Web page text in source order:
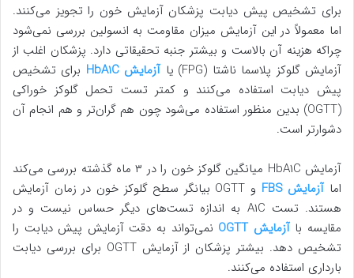
برای تشخیص پیش دیابت پزشکان آزمایش خون را تجویز می‌کنند.
اما معمولاً در این آزمایش میزان مقاومت به انسولین بررسی نمی‌شود
چراکه هزینه آن بالاست و بیشتر جنبه تحقیقاتی دارد. پزشکان اغلب از
آزمایش گلوکز پلاسما ناشتا (FPG) یا
آزمایش HbA1C
برای تشخیص
پیش دیابت استفاده می‌کنند و کمتر تست تحمل گلوکز خوراکی
(OGTT) بدین منظور استفاده می‌شود چون هم گران‌تر و هم انجام آن
دشوارتر است.
آزمایش HbA۱C میانگین گلوکز خون را در ۳ ماه گذشته بررسی می‌کند
اماآزمایش FBS
و OGTT بیانگر سطح گلوکز خون در زمان آزمایش
هستند. تست A۱C به اندازه تست‌های دیگر حساس نیست و در
مقایسه باآزمایش OGTT
نمی‌تواند به دقت آزمایش پیش دیابت را
تشخیص دهد. بیشتر پزشکان از آزمایش OGTT برای بررسی دیابت
بارداری استفاده می‌کنند.